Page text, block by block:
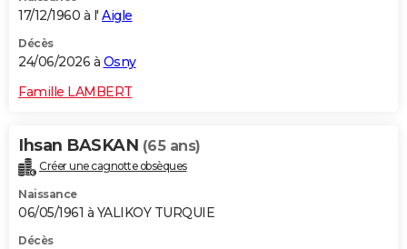
17/12/1960 à l' Aigle
Décès
24/06/2026 à Osny
Famille LAMBERT
Ihsan BASKAN (65 ans)
Créer une cagnotte obsèques
Naissance
06/05/1961 à YALIKOY TURQUIE
Décès